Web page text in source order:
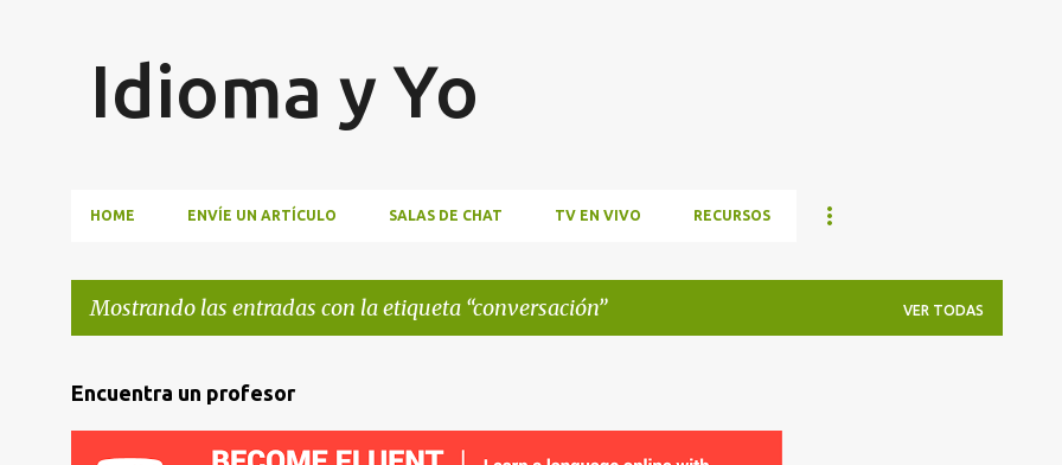
Idioma y Yo
HOME ENVÍE UN ARTÍCULO SALAS DE CHAT TV EN VIVO RECURSOS
Mostrando las entradas con la etiqueta conversación VER TODAS
E
n
Encuentra un profesor